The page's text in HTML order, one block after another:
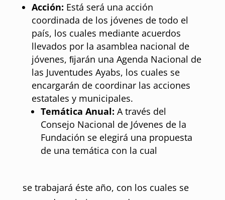
Acción: Está será una acción
coordinada de los jóvenes de todo el
país, los cuales mediante acuerdos
llevados por la asamblea nacional de
jóvenes, ﬁjarán una Agenda Nacional de
las Juventudes Ayabs, los cuales se
encargarán de coordinar las acciones
estatales y municipales.
Temática Anual: A través del
Consejo Nacional de Jóvenes de la
Fundación se elegirá una propuesta
de una temática con la cual
se trabajará éste año, con los cuales se